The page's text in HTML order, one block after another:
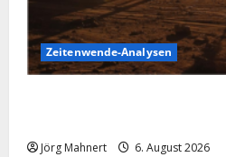
Zeitenwende-Analysen
Jörg Mahnert 6. August 2026